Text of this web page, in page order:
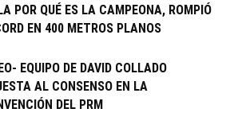
POR QUÉ ES LA CAMPEONA, ROMPIÓ
EN 400 METROS PLANOS
EQUIPO DE DAVID COLLADO
AL CONSENSO EN LA
DEL PRM